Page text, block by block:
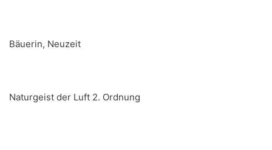
Bäuerin, Neuzeit
Naturgeist der Luft 2. Ordnung